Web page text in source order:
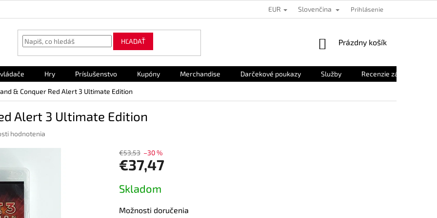
EUR Slovenčina Prihlásenie
HĽADAŤ
NÁKUPNÝ
Prázdny košík
Hry Príslušenstvo Kupóny Merchandise Darčekové poukazy Služby Recenzie zákazníkov
& Conquer Red Alert 3 Ultimate Edition
Alert 3 Ultimate Edition
hodnotenia
€53,53 –30 %
€37,47
cena:
Skladom
Možnosti doručenia